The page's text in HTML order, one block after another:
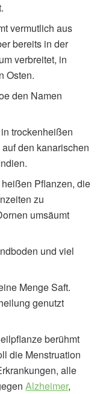
vermutlich aus
bereits in der
verbreitet, in
Osten.
den Namen
trockenheißen
den kanarischen
Pflanzen, die
zu
umsäumt
und viel
Menge Saft.
genutzt
berühmt
die Menstruation
alle
Alzheimer,